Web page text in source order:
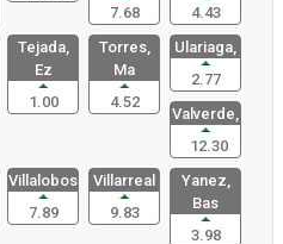
7.68
4.43
Tejada,
Ez
1.00
Torres,
Ma
4.52
Ulariaga,
2.77
Valverde,
12.30
Villalobos
7.89
Villarreal
9.83
Yanez,
Bas
3.98